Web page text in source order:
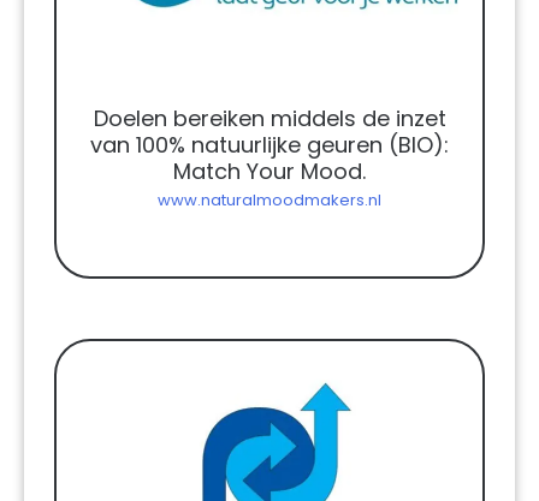
Doelen bereiken middels de inzet
van 100% natuurlijke geuren (BIO):
Match Your Mood.
www.naturalmoodmakers.nl